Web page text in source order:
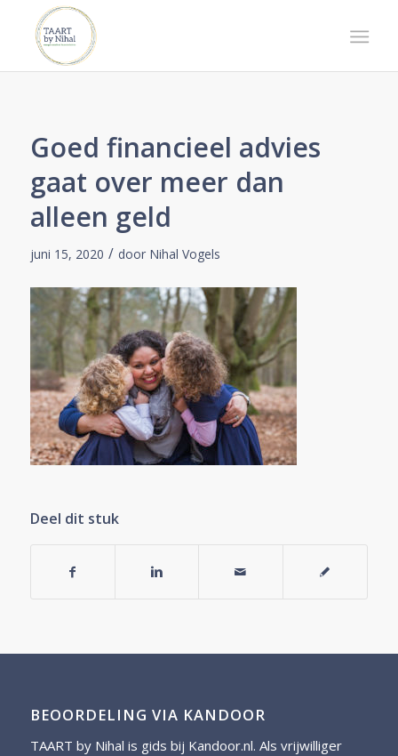
Goed financieel advies
gaat over meer dan
alleen geld
juni 15, 2020 / door Nihal Vogels
Deel dit stuk
BEOORDELING VIA KANDOOR
TAART by Nihal is gids bij Kandoor.nl. Als vrijwilliger